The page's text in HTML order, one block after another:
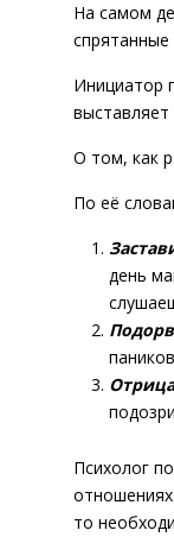
На самом
спрятанные
Инициатор
О том, как
По её
день
Психолог
то